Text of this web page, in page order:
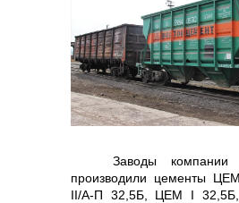
контакты отдела
Контакты
Заводы
производили цементы
II/A-П 32,5Б, ЦЕМ I